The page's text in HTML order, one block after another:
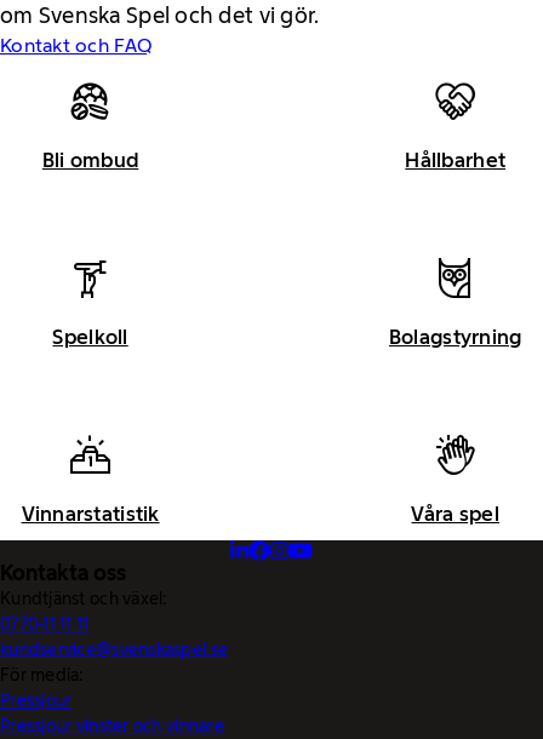
om Svenska Spel och det vi gör.
Kontakt och FAQ
Bli ombud Hållbarhet
Spelkoll Bolagstyrning
Vinnarstatistik Våra spel
Kontakta oss
Kundtjänst och växel:
0770-11 11 11
kundservice@svenskaspel.se
För media:
Pressjour
Pressjour vinster och vinnare